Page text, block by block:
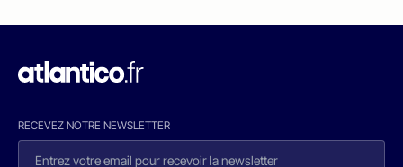
RECEVEZ NOTRE NEWSLETTER